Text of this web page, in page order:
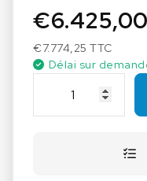
€6.425,00
€7.774,25 TTC
Délai sur
a